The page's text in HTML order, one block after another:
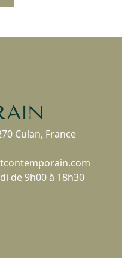
Culan, France
de 9h00 à 18h30